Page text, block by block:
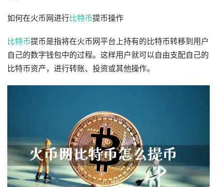
如何在火币网进行比特币提币操作
比特币提币是指将在火币网平台上持有的比特币转移到用户
自己的数字钱包中的过程。这样用户就可以自由支配自己的
比特币资产，进行转账、投资或其他操作。